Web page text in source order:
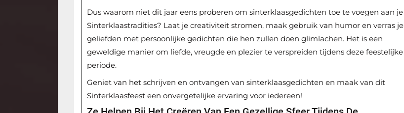
Dus waarom niet dit jaar eens proberen om sinterklaasgedichten toe te voegen aan je
Sinterklaastradities? Laat je creativiteit stromen, maak gebruik van humor en verras je
geliefden met persoonlijke gedichten die hen zullen doen glimlachen. Het is een
geweldige manier om liefde, vreugde en plezier te verspreiden tijdens deze feestelijke
periode.
Geniet van het schrijven en ontvangen van sinterklaasgedichten en maak van dit
Sinterklaasfeest een onvergetelijke ervaring voor iedereen!